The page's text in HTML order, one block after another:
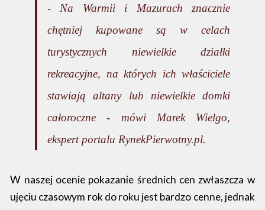
- Na Warmii i Mazurach znacznie
chętniej kupowane są w celach
turystycznych niewielkie działki
rekreacyjne, na których ich właściciele
stawiają altany lub niewielkie domki
całoroczne - mówi Marek Wielgo,
ekspert portalu RynekPierwotny.pl.
W naszej ocenie pokazanie średnich cen zwłaszcza w
ujęciu czasowym rok do roku jest bardzo cenne, jednak